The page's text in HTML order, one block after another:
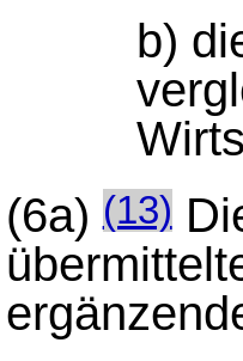
b)
(6a)(13)